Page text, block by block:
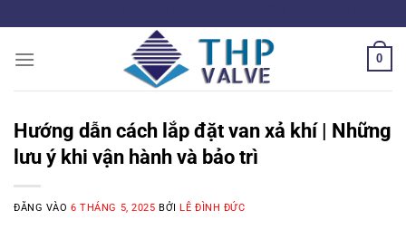
qua
nội
0
Hướng dẫn cách lắp đặt van xả khí | Những
lưu ý khi vận hành và bảo trì
ĐĂNG VÀO6 THÁNG 5, 2025 BỞILÊ ĐÌNH ĐỨC